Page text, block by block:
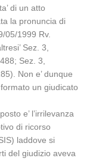
di un atto
la pronuncia di
05/1999 Rv.
Sez. 3,
Sez. 3,
Non e’ dunque
un giudicato
e’ l’irrilevanza
di ricorso
laddove si
del giudizio aveva